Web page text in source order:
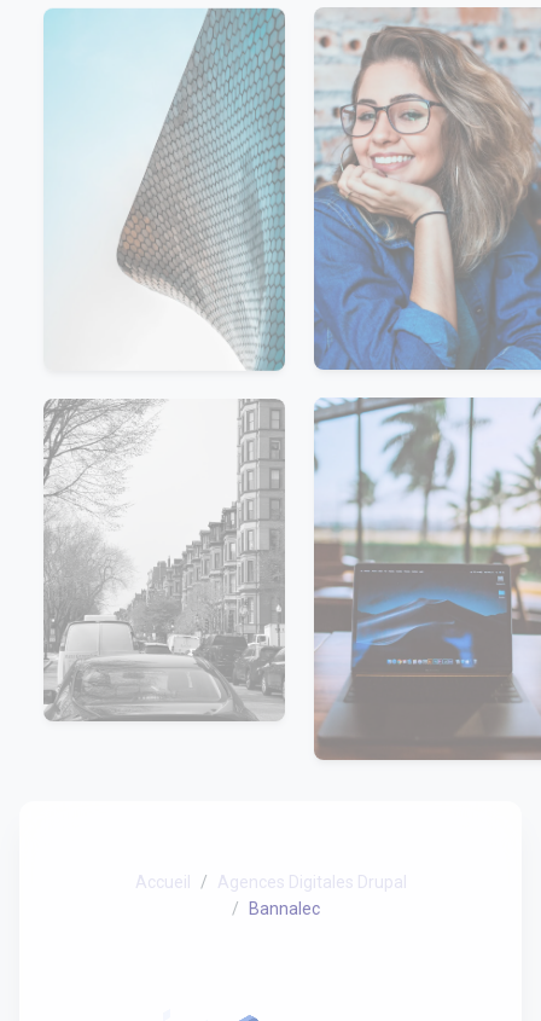
Accueil
Agences Digitales Drupal
Bannalec